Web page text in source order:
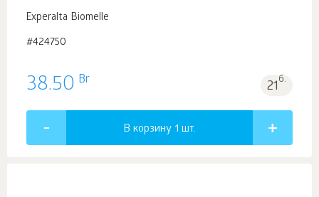
Experalta Biomelle
#424750
38.50 Br 21б.
В корзину 1 шт.